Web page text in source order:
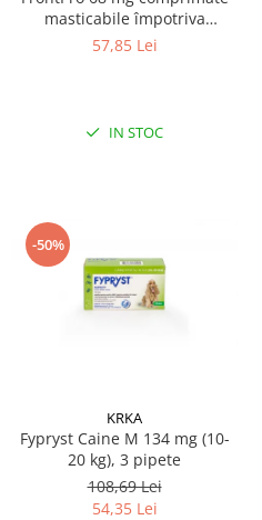
masticabile împotriva
puricilor și căpușelor pentru
57,85 Lei
IN STOC
-50%
KRKA
Fypryst Caine M 134 mg (10-
20 kg), 3 pipete
108,69 Lei
54,35 Lei